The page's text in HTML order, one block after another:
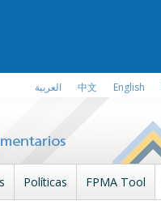
العربية 中文 English
Políticas FPMA Tool